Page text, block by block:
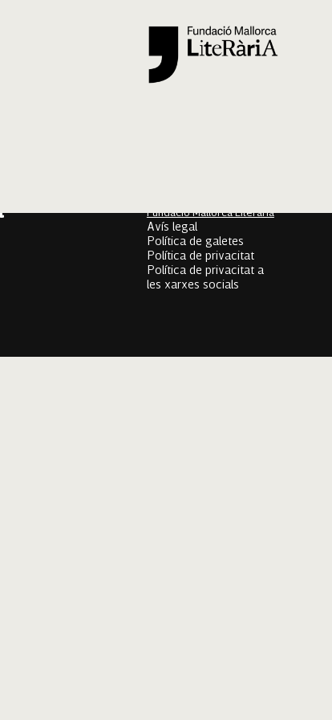
Fundació Mallorca Literària
Avís legal
Política de galetes
Política de privacitat
Política de privacitat a
les xarxes socials